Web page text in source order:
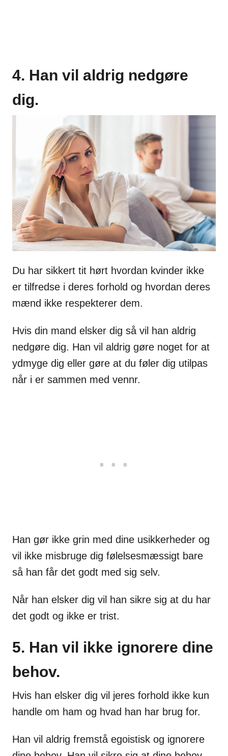
4. Han vil aldrig nedgøre
dig.
Du har sikkert tit hørt hvordan kvinder ikke
er tilfredse i deres forhold og hvordan deres
mænd ikke respekterer dem.
Hvis din mand elsker dig så vil han aldrig
nedgøre dig. Han vil aldrig gøre noget for at
ydmyge dig eller gøre at du føler dig utilpas
når i er sammen med vennr.
Han gør ikke grin med dine usikkerheder og
vil ikke misbruge dig følelsesmæssigt bare
så han får det godt med sig selv.
Når han elsker dig vil han sikre sig at du har
det godt og ikke er trist.
5. Han vil ikke ignorere dine
behov.
Hvis han elsker dig vil jeres forhold ikke kun
handle om ham og hvad han har brug for.
Han vil aldrig fremstå egoistisk og ignorere